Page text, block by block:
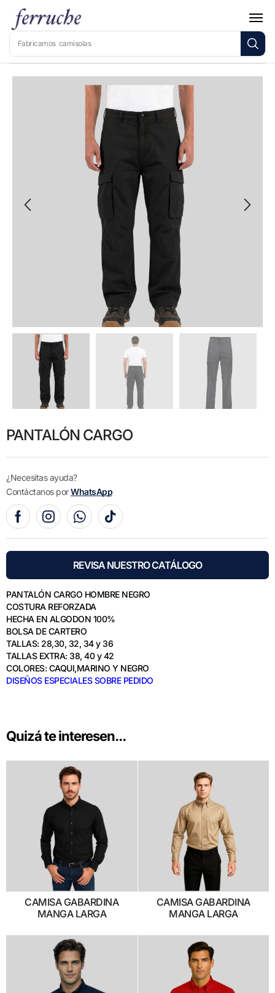
Fabricamos camisolas
PANTALÓN CARGO
¿Necesitas ayuda?
Contáctanos porWhatsApp
REVISA NUESTRO CATÁLOGO
PANTALÓN CARGO HOMBRE NEGRO
COSTURA REFORZADA
HECHA EN ALGODON 100%
BOLSA DE CARTERO
TALLAS: 28,30, 32, 34 y 36
TALLAS EXTRA: 38, 40 y 42
COLORES: CAQUI,MARINO Y NEGRO
DISEÑOS ESPECIALES SOBRE PEDIDO
Quizá te interesen...
CAMISA GABARDINA
MANGA LARGA
CAMISA GABARDINA
MANGA LARGA